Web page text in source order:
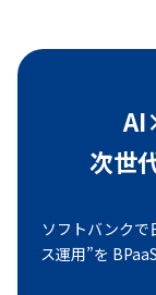
次世
ソフトバンクで
ス運用”を